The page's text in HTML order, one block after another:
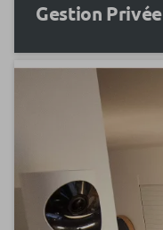
Gestion Privée